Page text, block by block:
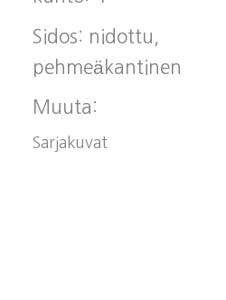
Sidos: nidottu,
pehmeäkantinen
Muuta:
Sarjakuvat